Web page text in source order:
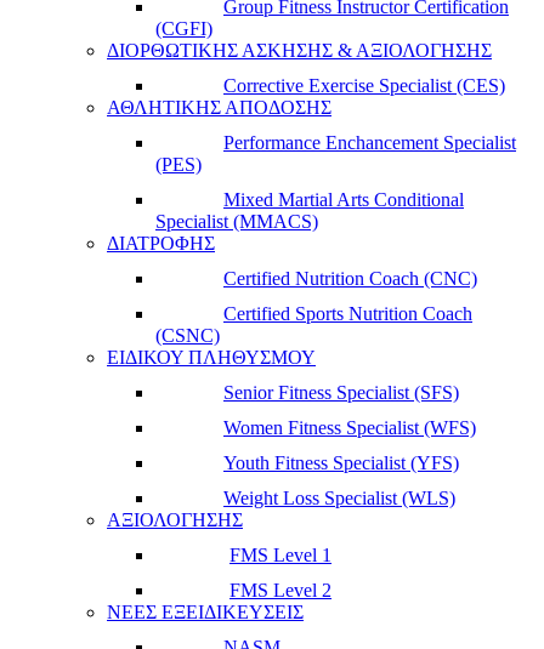
Group Fitness Instructor Certification
(CGFI)
ΔΙΟΡΘΩΤΙΚΗΣ ΑΣΚΗΣΗΣ & ΑΞΙΟΛΟΓΗΣΗΣ
Corrective Exercise Specialist (CES)
ΑΘΛΗΤΙΚΗΣ ΑΠΟΔΟΣΗΣ
Performance Enchancement Specialist
(PES)
Mixed Martial Arts Conditional
Specialist (MMACS)
ΔΙΑΤΡΟΦΗΣ
Certified Nutrition Coach (CNC)
Certified Sports Nutrition Coach
(CSNC)
ΕΙΔΙΚΟΥ ΠΛΗΘΥΣΜΟΥ
Senior Fitness Specialist (SFS)
Women Fitness Specialist (WFS)
Youth Fitness Specialist (YFS)
Weight Loss Specialist (WLS)
ΑΞΙΟΛΟΓΗΣΗΣ
FMS Level 1
FMS Level 2
ΝΕΕΣ ΕΞΕΙΔΙΚΕΥΣΕΙΣ